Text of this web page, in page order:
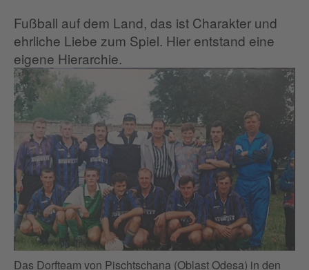
Fußball auf dem Land, das ist Charakter und
ehrliche Liebe zum Spiel. Hier entstand eine
eigene Hierarchie.
Das Dorfteam von Pischtschana (Oblast Odesa) in den